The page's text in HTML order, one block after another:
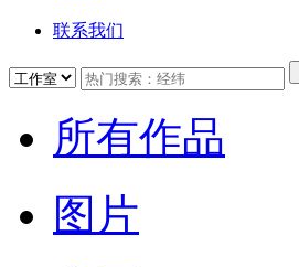
联系我们
所有作品
图片